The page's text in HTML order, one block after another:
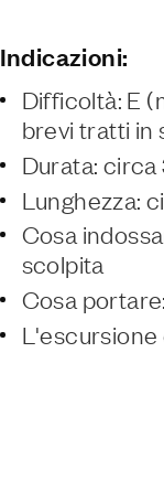
Indicazioni:
Difficoltà: E
brevi tratti in
Durata: circa
Lunghezza:
Cosa
scolpita
Cosa
L'escursione